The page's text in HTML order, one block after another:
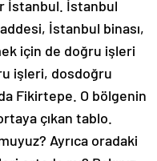
İstanbul. İstanbul
İstanbul binası,
için de doğru işleri
işleri, dosdoğru
Fikirtepe. O bölgenin
çıkan tablo.
Ayrıca oradaki